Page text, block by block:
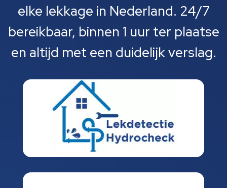
elke lekkage in Nederland. 24/7
bereikbaar, binnen 1 uur ter plaatse
en altijd met een duidelijk verslag.